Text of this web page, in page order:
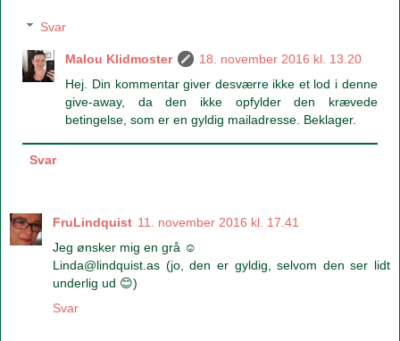
Svar
Malou Klidmoster
18. november 2016 kl. 13.20
Hej. Din kommentar giver desværre ikke et lod i denne
give-away, da den ikke opfylder den krævede
betingelse, som er en gyldig mailadresse. Beklager.
Svar
FruLindquist 11. november 2016 kl. 17.41
Jeg ønsker mig en grå ☺
Linda@lindquist.as (jo, den er gyldig, selvom den ser lidt
underlig ud 😊)
Svar